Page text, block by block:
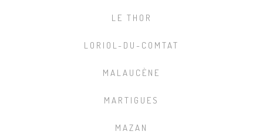
LE THOR
LORIOL-DU-COMTAT
MALAUCÈNE
MARTIGUES
MAZAN